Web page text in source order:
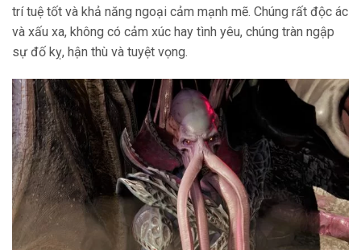
trí tuệ tốt và khả năng ngoại cảm mạnh mẽ. Chúng rất độc ác
và xấu xa, không có cảm xúc hay tình yêu, chúng tràn ngập
sự đố kỵ, hận thù và tuyệt vọng.